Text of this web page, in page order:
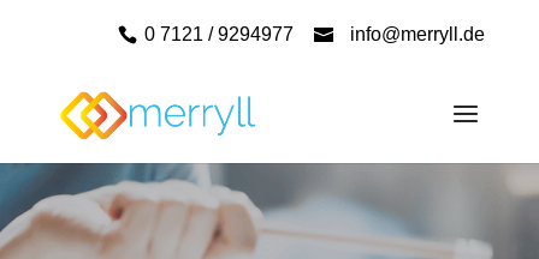
0 7121 / 9294977 info@merryll.de